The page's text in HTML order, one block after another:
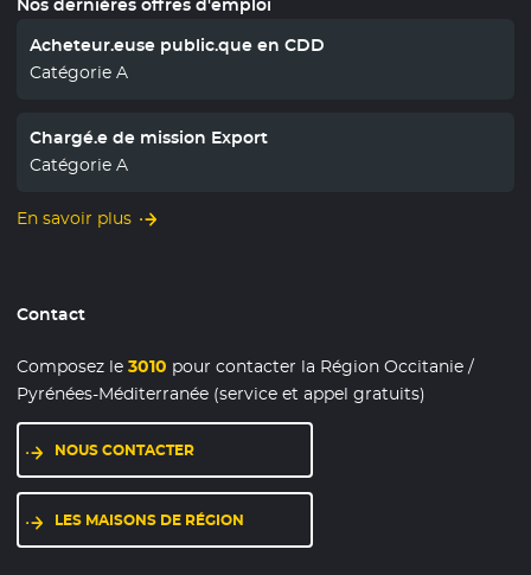
Nos dernières offres d'emploi
Acheteur.euse public.que en CDD
Catégorie A
Chargé.e de mission Export
Catégorie A
En savoir plus
Contact
Composez le3010 pour contacter la Région Occitanie /
Pyrénées-Méditerranée (service et appel gratuits)
NOUS CONTACTER
LES MAISONS DE RÉGION